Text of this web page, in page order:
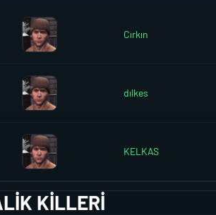
Cırkın
dılkes
KELKAS
KILLERI